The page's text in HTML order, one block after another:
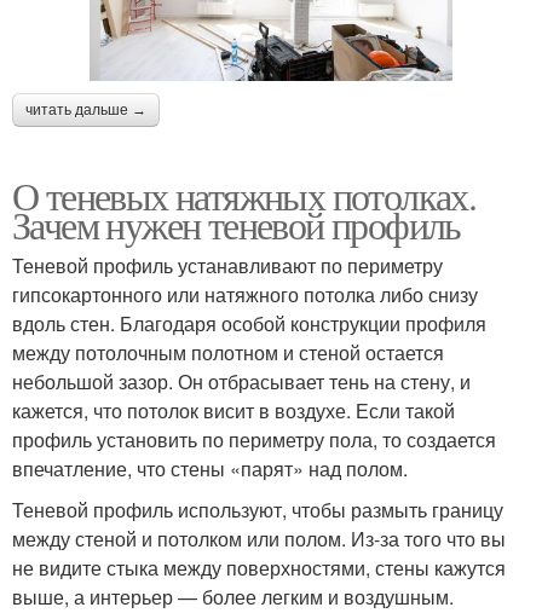
читать дальше →
О теневых натяжных потолках.
Зачем нужен теневой профиль
Теневой профиль устанавливают по периметру
гипсокартонного или натяжного потолка либо снизу
вдоль стен. Благодаря особой конструкции профиля
между потолочным полотном и стеной остается
небольшой зазор. Он отбрасывает тень на стену, и
кажется, что потолок висит в воздухе. Если такой
профиль установить по периметру пола, то создается
впечатление, что стены «парят» над полом.
Теневой профиль используют, чтобы размыть границу
между стеной и потолком или полом. Из-за того что вы
не видите стыка между поверхностями, стены кажутся
выше, а интерьер — более легким и воздушным.